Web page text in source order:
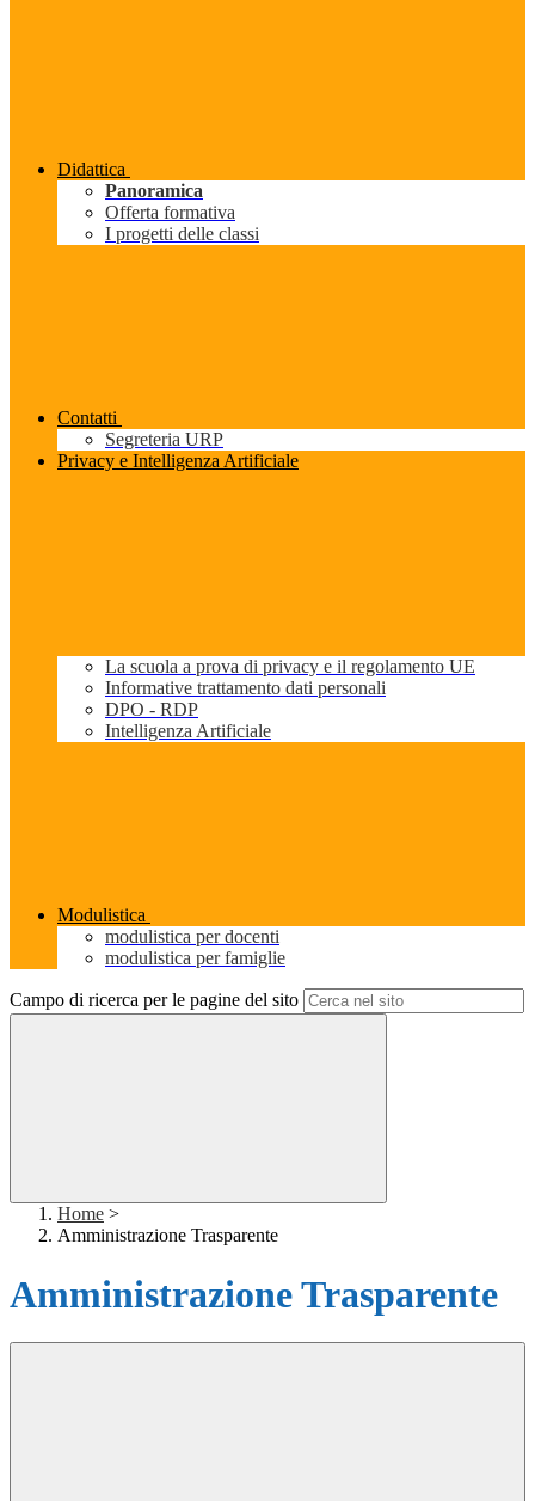
Didattica
Panoramica
Offerta formativa
I progetti delle classi
Contatti
Segreteria URP
Privacy e Intelligenza Artificiale
La scuola a prova di privacy e il regolamento UE
Informative trattamento dati personali
DPO - RDP
Intelligenza Artificiale
Modulistica
modulistica per docenti
modulistica per famiglie
Campo di ricerca per le pagine del sito
Home >
Amministrazione Trasparente
Amministrazione Trasparente